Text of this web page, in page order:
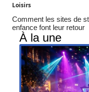
Loisirs
Comment les sites de
enfance font leur retour
À la une